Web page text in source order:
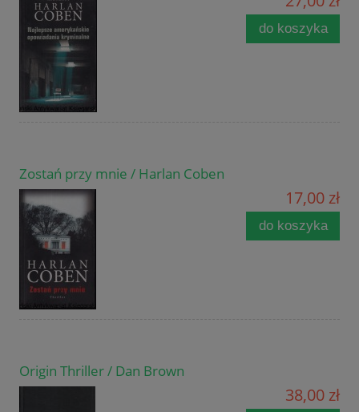
do koszyka
Zostań przy mnie / Harlan Coben
17,00 zł
do koszyka
Origin Thriller / Dan Brown
38,00 zł